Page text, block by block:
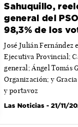
Sahuquillo,
general del
98,3% de los
José Julián Fernández
Ejecutiva Provincial;
general; Ángel Tomás
Organización; y
y portavoz
Las Noticias - 21/11/